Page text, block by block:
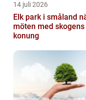
14 juli 2026
Elk park i småland nära
möten med skogens
konung